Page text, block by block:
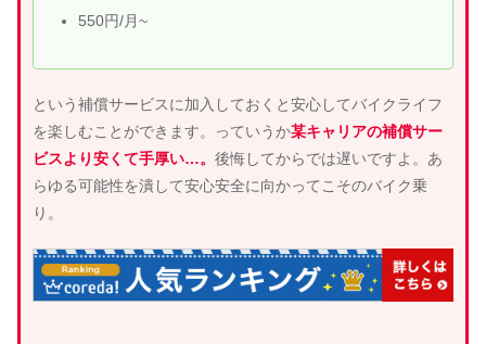
550円/月~
という補償サービスに加入しておくと安心してバイクライフ
を楽しむことができます。っていうか某キャリアの補償サー
ビスより安くて手厚い…。後悔してからでは遅いですよ。あ
らゆる可能性を潰して安心安全に向かってこそのバイク乗
り。